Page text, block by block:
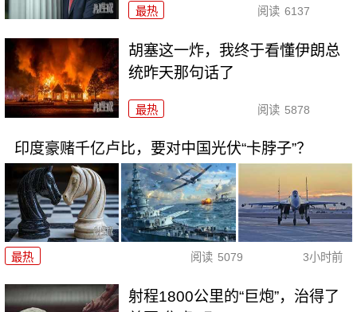
最热 阅读 6137
胡塞这一炸，我终于看懂伊朗总
统昨天那句话了
最热 阅读 5878
印度豪赌千亿卢比，要对中国光伏“卡脖子”？
最热 阅读 5079 3小时前
射程1800公里的“巨炮”，治得了